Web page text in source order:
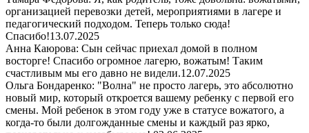
организацией перевозки детей, мероприятиями в лагере и
педагогический подходом. Теперь только сюда!
Спасибо!13.07.2025
Анна Каюрова: Сын сейчас приехал домой в полном
восторге! Спасибо огромное лагерю, вожатым! Таким
счастливым мы его давно не видели.12.07.2025
Ольга Бондаренко: "Волна" не просто лагерь, это абсолютно
новый мир, который откроется вашему ребенку с первой его
смены. Мой ребенок в этом году уже в статусе вожатого, а
когда-то были долгожданные смены и каждый раз ярко,